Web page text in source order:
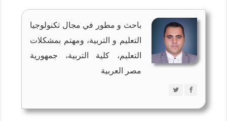
باحث و مطور في مجال تكنولوجيا
التعليم و التربية، ومهتم بمشكلات
التعليم، كلية التربية، جمهورية
مصر العربية